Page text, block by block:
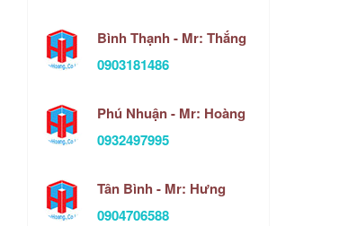
Bình Thạnh - Mr: Thắng
0903181486
Phú Nhuận - Mr: Hoàng
0932497995
Tân Bình - Mr: Hưng
0904706588